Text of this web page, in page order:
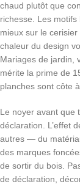
chaud plutôt que
richesse. Les
mieux sur le
chaleur du design
Mariages de jardin,
mérite la prime de
planches sont côte à
Le noyer avant que
déclaration. L’effet
autres — du
des marques
de sortir du bois.
de déclaration,